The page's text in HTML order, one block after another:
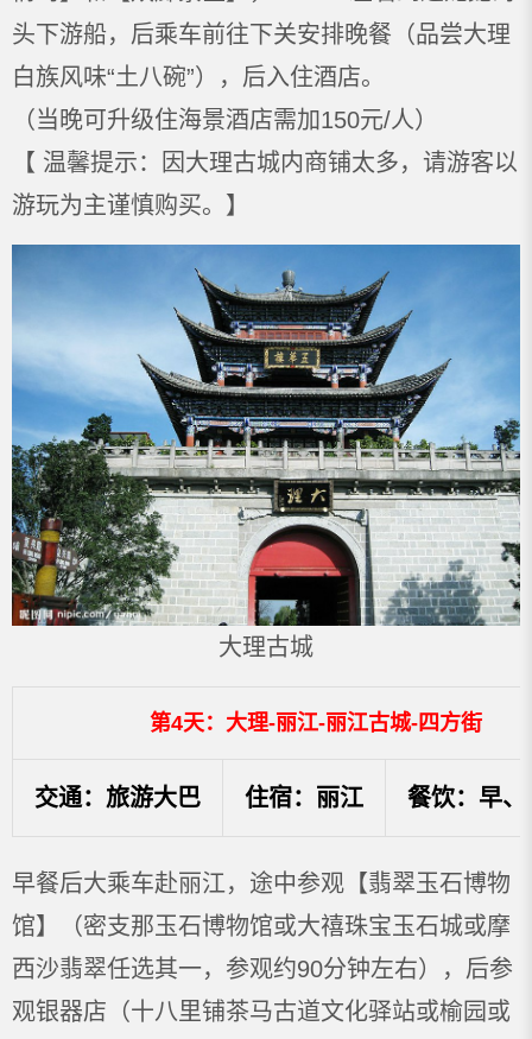
头下游船，后乘车前往下关安排晚餐（品尝大理
白族风味“土八碗”），后入住酒店。
（当晚可升级住海景酒店需加150元/人）
【 温馨提示：因大理古城内商铺太多，请游客以
游玩为主谨慎购买。】
大理古城
第4天：大理-丽江-丽江古城-四方街
交通：旅游大巴 住宿：丽江 餐饮：早、
早餐后大乘车赴丽江，途中参观【翡翠玉石博物
馆】（密支那玉石博物馆或大禧珠宝玉石城或摩
西沙翡翠任选其一，参观约90分钟左右），后参
观银器店（十八里铺茶马古道文化驿站或榆园或